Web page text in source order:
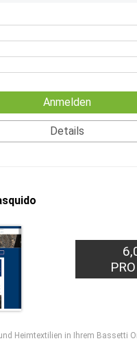
Anmelden
Details
Heimtextilien in Ihrem Bassetti